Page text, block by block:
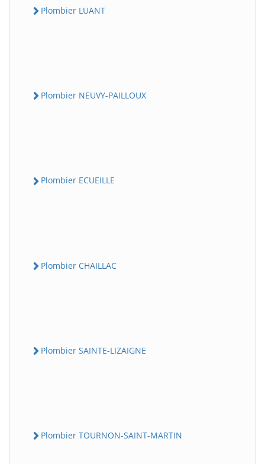
Plombier LUANT
Plombier NEUVY-PAILLOUX
Plombier ECUEILLE
Plombier CHAILLAC
Plombier SAINTE-LIZAIGNE
Plombier TOURNON-SAINT-MARTIN